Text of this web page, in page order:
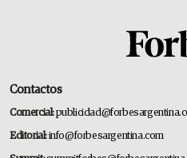
Contactos
Comercial:
Editorial:info@forbesargentina.com